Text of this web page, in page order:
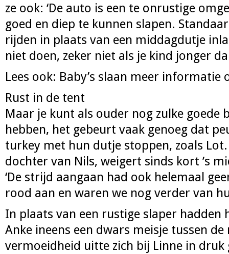
ze ook: ‘De auto is een te onrustige
goed en diep te kunnen slapen.
rijden in plaats van een middagdutje
niet doen, zeker niet als je kind jonger
Lees ook: Baby’s slaan meer informatie
Rust in de tent
Maar je kunt als ouder nog zulke goede
hebben, het gebeurt vaak genoeg dat
turkey met hun dutje stoppen, zoals Lot.
dochter van Nils, weigert sinds kort ’s
‘De strijd aangaan had ook helemaal
rood aan en waren we nog verder van
In plaats van een rustige slaper hadden
Anke ineens een dwars meisje tussen
vermoeidheid uitte zich bij Linne in druk